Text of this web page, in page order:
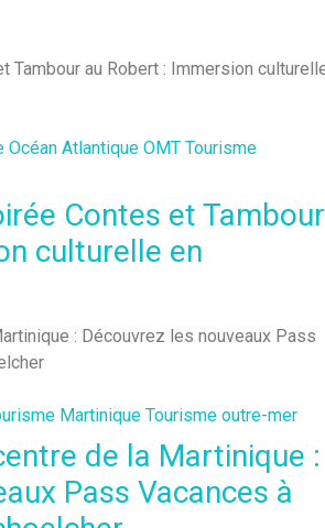
Océan Atlantique OMT Tourisme
Contes et Tambour
culturelle en
Martinique Tourisme outre-mer
de la Martinique :
Pass Vacances à